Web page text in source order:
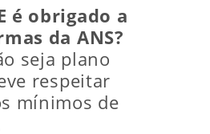
é obrigado a
da ANS?
seja plano
respeitar
mínimos de